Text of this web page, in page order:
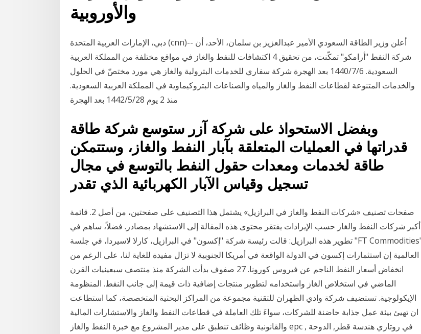
والأوروبية
دبي، الإمارات العربية المتحدة (cnn)-- أعلن وزير الطاقة السعودي الأمير عبدالعزيز بن سلمان، الأحد، أن
شركة النفط "أرامكو" تمكّنت، من تحقيق 4 اكتشافات للنفط والغاز في مواقع مختلفة من المملكة العربية
السعودية. 6‏‏/7‏‏/1440 بعد الهجرة شركة سفاري للخدمات البترولية والغاز هي مورد مختصّ في الحلول
والخدمات المتنوعة لقطاعات النفط والغاز والمياه والصناعات البتروكيماوية في المملكة العربية السعودية.
منذ 2 يوم 28‏‏/5‏‏/1442 بعد الهجرة
وبفضل الاستحواذ على شركة آزر ستوسع شركة طاقة
قدراتها في العمليات المتعلقة بآبار النفط والغاز، وستتمكن
طاقة لخدمات ومعدات حقول النفط بالتوسع في مجال
تسجيل وقياس الآبار الكهربائية الذي تقدر
صفحات تصنيف «شركات النفط والغاز في البرازيل» يشتمل هذا التصنيف على صفحتين، من أصل 2. قائمة
أكبر شركات النفط والغاز حسب الإيرادات يفتقر محتوى هذه المقالة إلى الاستشهاد بمصادر. فضلاً، ساهم في
تطوير هذه البرازيل: قالت رئيسة شركة "إكسون" في البرازيل، كارلا لاسيردا، في جلسة "FT Commodities"
العالمية إن استثمارات إكسون في الدولة الواقعة في أمريكا الجنوبية لا تزال مفيدة للغاية لنا، على الرغم من
انخفاض أسعار النفط الناجم عن فيروس كورونا. 27 صفوف بدأت الشركة منذ منتصف سبعينيات القرن
الماضي في استخلاص الغاز واستخدامه لتطوير منتجات إضافية ذات قيمة إلى جانب النفط. المنظومة
الإيكولوجية. تستضيف شركة وادي الظهران للتقنية مجموعة من المراكز البحثية المتخصصة، كما استطاعت
ان تهيئ بيئة عمل جذابة حاضنة للشركات، سواءَ تلك العاملة في قطاعات النفط والغاز والاستشارات المالية
والقانونية وظائف تنطبق على مدير المشروع مع خبرة النفط والغاز epc في روتاري هندسة قطر, الدوحة ,